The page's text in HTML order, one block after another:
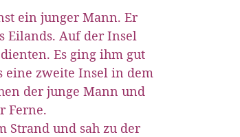
ein junger Mann. Er
Eilands. Auf der Insel
Es ging ihm gut
eine zweite Insel in dem
der junge Mann und
Ferne.
Strand und sah zu der